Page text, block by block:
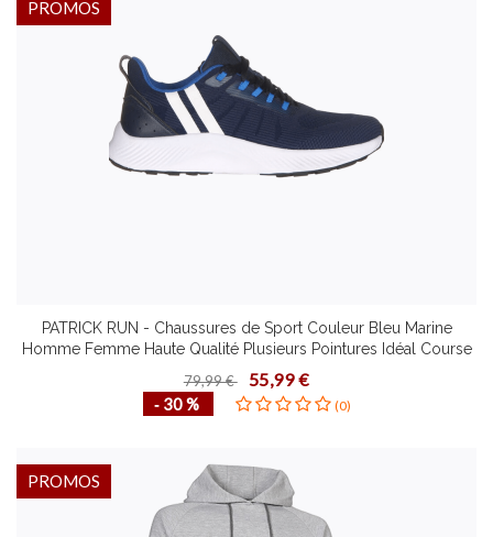
PATRICK RUN - Chaussures de Sport Couleur Bleu Marine
Homme Femme Haute Qualité Plusieurs Pointures Idéal Course
à Pied
79,99 € 55,99 €
‐ 30 % (0)
PROMOS
PROMOS